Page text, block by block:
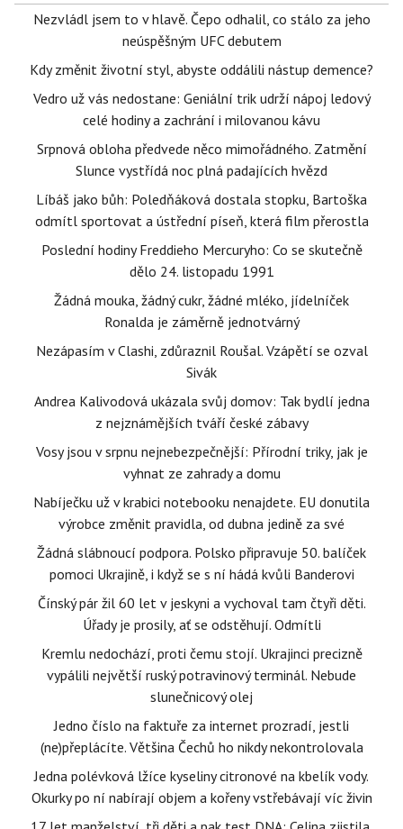
Nezvládl jsem to v hlavě. Čepo odhalil, co stálo za jeho
neúspěšným UFC debutem
Kdy změnit životní styl, abyste oddálili nástup demence?
Vedro už vás nedostane: Geniální trik udrží nápoj ledový
celé hodiny a zachrání i milovanou kávu
Srpnová obloha předvede něco mimořádného. Zatmění
Slunce vystřídá noc plná padajících hvězd
Líbáš jako bůh: Poledňáková dostala stopku, Bartoška
odmítl sportovat a ústřední píseň, která film přerostla
Poslední hodiny Freddieho Mercuryho: Co se skutečně
dělo 24. listopadu 1991
Žádná mouka, žádný cukr, žádné mléko, jídelníček
Ronalda je záměrně jednotvárný
Nezápasím v Clashi, zdůraznil Roušal. Vzápětí se ozval
Sivák
Andrea Kalivodová ukázala svůj domov: Tak bydlí jedna
z nejznámějších tváří české zábavy
Vosy jsou v srpnu nejnebezpečnější: Přírodní triky, jak je
vyhnat ze zahrady a domu
Nabíječku už v krabici notebooku nenajdete. EU donutila
výrobce změnit pravidla, od dubna jedině za své
Žádná slábnoucí podpora. Polsko připravuje 50. balíček
pomoci Ukrajině, i když se s ní hádá kvůli Banderovi
Čínský pár žil 60 let v jeskyni a vychoval tam čtyři děti.
Úřady je prosily, ať se odstěhují. Odmítli
Kremlu nedochází, proti čemu stojí. Ukrajinci precizně
vypálili největší ruský potravinový terminál. Nebude
slunečnicový olej
Jedno číslo na faktuře za internet prozradí, jestli
(ne)přeplácíte. Většina Čechů ho nikdy nekontrolovala
Jedna polévková lžíce kyseliny citronové na kbelík vody.
Okurky po ní nabírají objem a kořeny vstřebávají víc živin